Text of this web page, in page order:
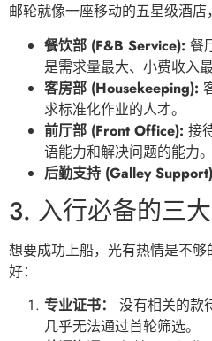
邮轮就像一座移动的五星级酒店
餐饮部 (F&B Service): 餐
是需求量最大、小费收入
客房部 (Housekeeping):
求标准化作业的人才。
前厅部 (Front Office): 接
语能力和解决问题的能力。
后勤支持 (Galley
3. 入行必备的三
想要成功上船，光有热情是不
好：
专业证书：
没有相关的款
几乎无法通过首轮筛选。